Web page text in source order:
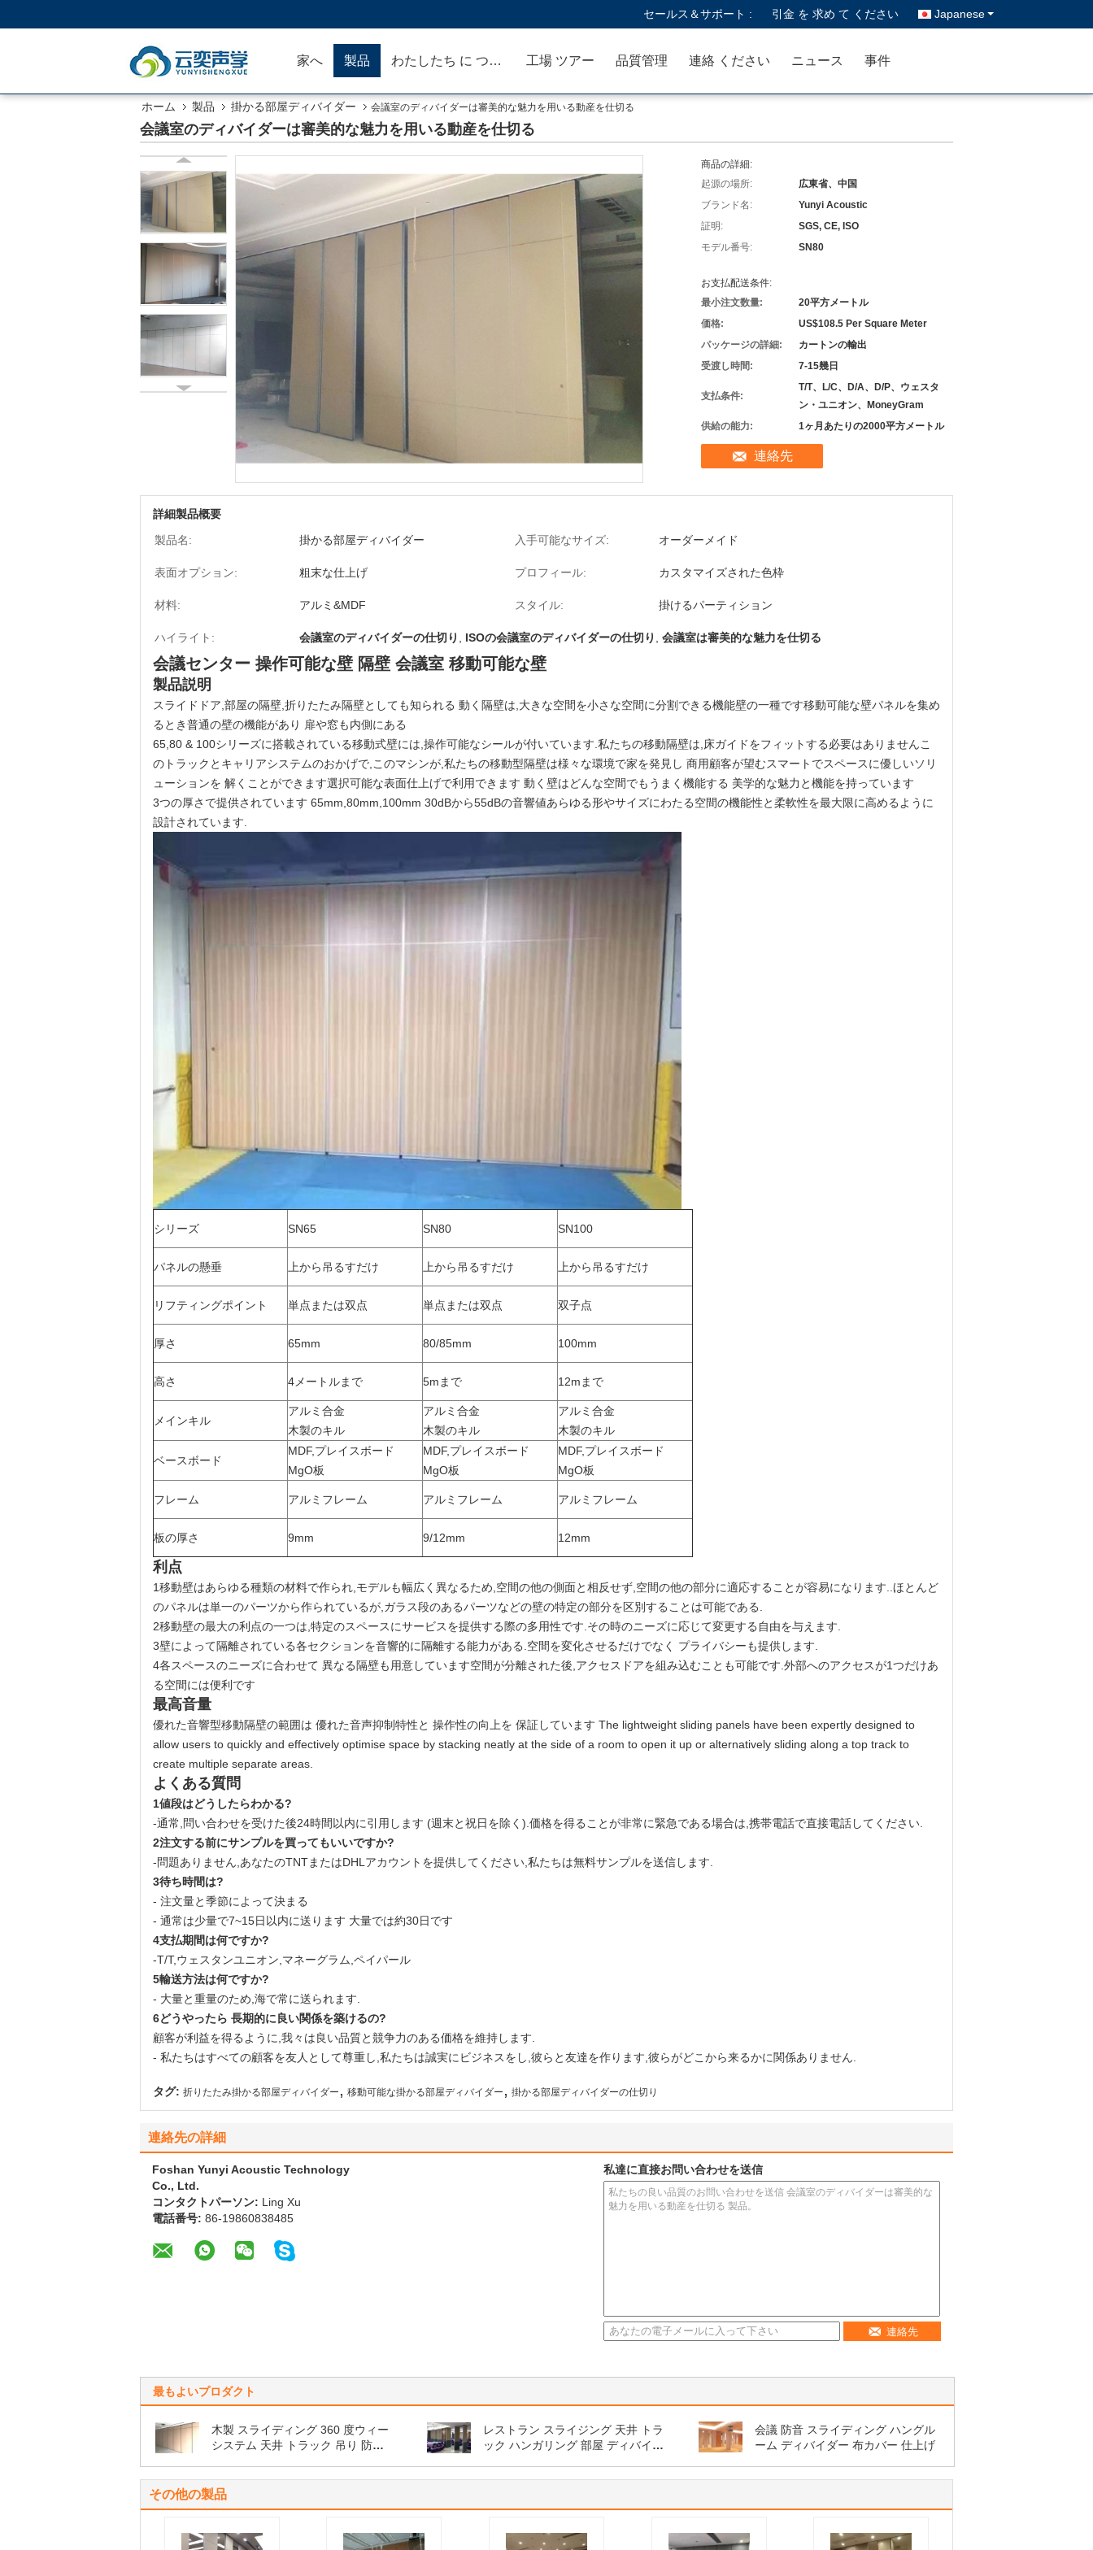
セールス＆サポート : 引金 を 求め て ください Japanese
家へ 製品 わたしたち に つい て 工場 ツアー 品質管理 連絡 ください ニュース 事件
ホーム 製品 掛かる部屋ディバイダー 会議室のディバイダーは審美的な魅力を用いる動産を仕切る
会議室のディバイダーは審美的な魅力を用いる動産を仕切る
商品の詳細:
起源の場所:
広東省、中国
ブランド名:
Yunyi Acoustic
証明:
SGS, CE, ISO
モデル番号:
SN80
お支払配送条件:
最小注文数量:
20平方メートル
価格:
US$108.5 Per Square Meter
パッケージの詳細:
カートンの輸出
受渡し時間:
7-15幾日
支払条件:
T/T、L/C、D/A、D/P、ウェスタ
ン・ユニオン、MoneyGram
供給の能力:
1ヶ月あたりの2000平方メートル
連絡先
詳細製品概要
製品名:
掛かる部屋ディバイダー 入手可能なサイズ: オーダーメイド
表面オプション: 粗末な仕上げ プロフィール: カスタマイズされた色枠
材料: アルミ&MDF スタイル: 掛けるパーティション
ハイライト: 会議室のディバイダーの仕切り ISOの会議室のディバイダーの仕切り 会議室は審美的な魅力を仕切る
会議センター 操作可能な壁 隔壁 会議室 移動可能な壁
製品説明
スライドドア,部屋の隔壁,折りたたみ隔壁としても知られる 動く隔壁は,大きな空間を小さな空間に分割できる機能壁の一種です移動可能な壁パネルを集め
るとき普通の壁の機能があり 扉や窓も内側にある
65,80 & 100シリーズに搭載されている移動式壁には,操作可能なシールが付いています.私たちの移動隔壁は,床ガイドをフィットする必要はありませんこ
のトラックとキャリアシステムのおかげで,このマシンが,私たちの移動型隔壁は様々な環境で家を発見し 商用顧客が望むスマートでスペースに優しいソリ
ューションを 解くことができます選択可能な表面仕上げで利用できます 動く壁はどんな空間でもうまく機能する 美学的な魅力と機能を持っています
3つの厚さで提供されています 65mm,80mm,100mm 30dBから55dBの音響値あらゆる形やサイズにわたる空間の機能性と柔軟性を最大限に高めるように
設計されています.
シリーズ SN65 SN80 SN100
パネルの懸垂 上から吊るすだけ 上から吊るすだけ 上から吊るすだけ
リフティングポイント 単点または双点 単点または双点 双子点
厚さ 65mm 80/85mm 100mm
高さ 4メートルまで 5mまで 12mまで
メインキル
アルミ合金
木製のキル
アルミ合金
木製のキル
アルミ合金
木製のキル
ベースボード
MDF,プレイスボード
MgO板
MDF,プレイスボード
MgO板
MDF,プレイスボード
MgO板
フレーム アルミフレーム アルミフレーム アルミフレーム
板の厚さ 9mm 9/12mm 12mm
利点
1移動壁はあらゆる種類の材料で作られ,モデルも幅広く異なるため,空間の他の側面と相反せず,空間の他の部分に適応することが容易になります..ほとんど
のパネルは単一のパーツから作られているが,ガラス段のあるパーツなどの壁の特定の部分を区別することは可能である.
2移動壁の最大の利点の一つは,特定のスペースにサービスを提供する際の多用性です.その時のニーズに応じて変更する自由を与えます.
3壁によって隔離されている各セクションを音響的に隔離する能力がある.空間を変化させるだけでなく プライバシーも提供します.
4各スペースのニーズに合わせて 異なる隔壁も用意しています空間が分離された後,アクセスドアを組み込むことも可能です.外部へのアクセスが1つだけあ
る空間には便利です
最高音量
優れた音響型移動隔壁の範囲は 優れた音声抑制特性と 操作性の向上を 保証しています The lightweight sliding panels have been expertly designed to
allow users to quickly and effectively optimise space by stacking neatly at the side of a room to open it up or alternatively sliding along a top track to
create multiple separate areas.
よくある質問
1値段はどうしたらわかる?
-通常,問い合わせを受けた後24時間以内に引用します (週末と祝日を除く).価格を得ることが非常に緊急である場合は,携帯電話で直接電話してください.
2注文する前にサンプルを買ってもいいですか?
-問題ありません,あなたのTNTまたはDHLアカウントを提供してください,私たちは無料サンプルを送信します.
3待ち時間は?
- 注文量と季節によって決まる
- 通常は少量で7~15日以内に送ります 大量では約30日です
4支払期間は何ですか?
-T/T,ウェスタンユニオン,マネーグラム,ペイパール
5輸送方法は何ですか?
- 大量と重量のため,海で常に送られます.
6どうやったら 長期的に良い関係を築けるの?
顧客が利益を得るように,我々は良い品質と競争力のある価格を維持します.
- 私たちはすべての顧客を友人として尊重し,私たちは誠実にビジネスをし,彼らと友達を作ります,彼らがどこから来るかに関係ありません.
タグ: 折りたたみ掛かる部屋ディバイダー 移動可能な掛かる部屋ディバイダー 掛かる部屋ディバイダーの仕切り
連絡先の詳細
Foshan Yunyi Acoustic Technology
Co., Ltd.
コンタクトパーソン: Ling Xu
電話番号: 86-19860838485
私達に直接お問い合わせを送信
連絡先
最もよいプロダクト
木製 スライディング 360 度ウィー
システム 天井 トラック 吊り 防音
レストラン スライジング 天井 トラ
ック ハンガリング 部屋 ディバイダ
会議 防音 スライディング ハングル
ーム ディバイダー 布カバー 仕上げ
その他の製品